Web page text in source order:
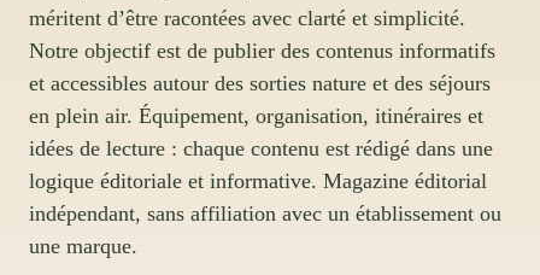
méritent d’être racontées avec clarté et simplicité.
Notre objectif est de publier des contenus informatifs
et accessibles autour des sorties nature et des séjours
en plein air. Équipement, organisation, itinéraires et
idées de lecture : chaque contenu est rédigé dans une
logique éditoriale et informative. Magazine éditorial
indépendant, sans affiliation avec un établissement ou
une marque.